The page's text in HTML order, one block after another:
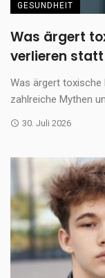
GESUNDHEIT
Was ärgert
verlieren
Was ärgert toxische
zahlreiche Mythen
30. Juli 2026